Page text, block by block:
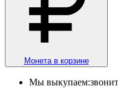
Монета в корзине
Мы выкупаем: